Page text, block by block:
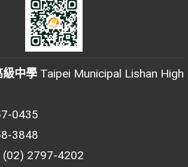
級中學 Taipei Municipal Lishan High
0435
3848
(02) 2797-4202